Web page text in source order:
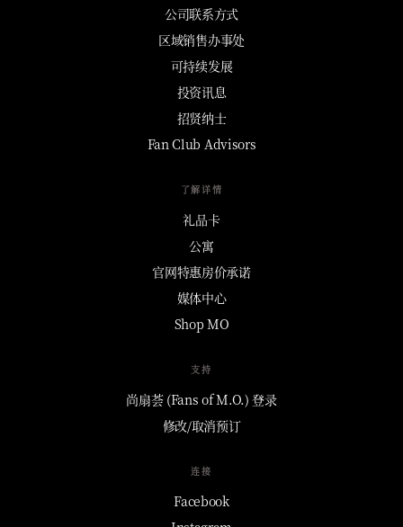
公司联系方式
区域销售办事处
可持续发展
投资讯息
招贤纳士
Fan Club Advisors
了解详情
礼品卡
公寓
官网特惠房价承诺
媒体中心
Shop MO
支持
尚扇荟 (Fans of M.O.) 登录
修改/取消预订
连接
Facebook